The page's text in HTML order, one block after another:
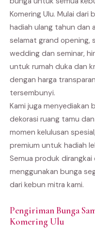
Komering Ulu. Mulai
hadiah ulang tahun dan
selamat grand opening,
wedding dan seminar,
untuk rumah duka dan
dengan harga
tersembunyi.
Kami juga menyediakan
dekorasi ruang tamu
momen kelulusan
premium untuk hadiah
Semua produk
menggunakan bunga
dari kebun mitra kami.
Pengiriman Bunga
Komering Ulu